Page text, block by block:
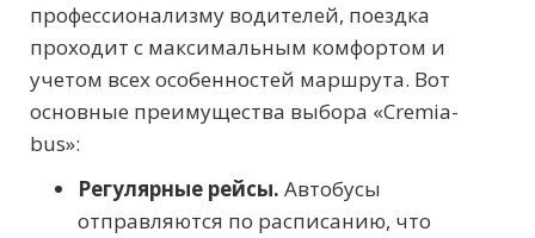
профессионализму водителей, поездка
проходит с максимальным комфортом и
учетом всех особенностей маршрута. Вот
основные преимущества выбора «Cremia-
bus»:
Регулярные рейсы. Автобусы
отправляются по расписанию, что